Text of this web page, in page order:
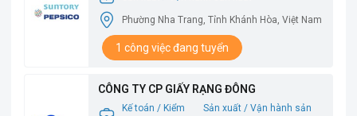
Phường Nha Trang, Tỉnh Khánh Hòa, Việt Nam
1 công việc đang tuyển
CÔNG TY CP GIẤY RẠNG ĐÔNG
Kế toán / Kiểm
Sản xuất / Vận hành sản